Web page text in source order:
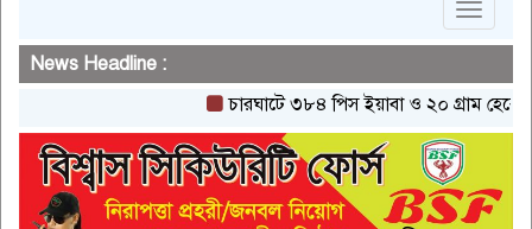
Toggle
News Headline :
চারঘাটে ৩৮৪ পিস ইয়াবা ও ২০ গ্রাম